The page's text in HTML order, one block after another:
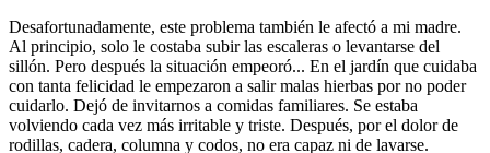
Desafortunadamente, este problema también le afectó a mi madre.
Al principio, solo le costaba subir las escaleras o levantarse del
sillón. Pero después la situación empeoró... En el jardín que cuidaba
con tanta felicidad le empezaron a salir malas hierbas por no poder
cuidarlo. Dejó de invitarnos a comidas familiares. Se estaba
volviendo cada vez más irritable y triste. Después, por el dolor de
rodillas, cadera, columna y codos, no era capaz ni de lavarse.